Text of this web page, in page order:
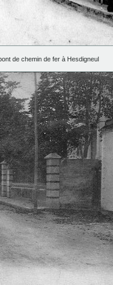
de chemin de fer à Hesdigneul